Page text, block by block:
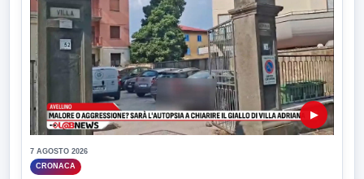
▶
7 AGOSTO 2026
CRONACA